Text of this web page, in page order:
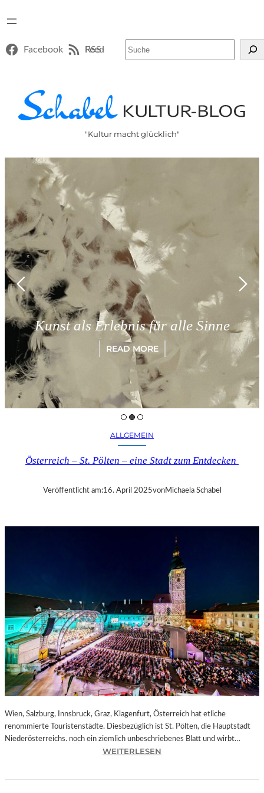
Facebook RSS-Feed
"Kultur macht glücklich"
als Erlebnis für alle Sinne
READ MORE
ALLGEMEIN
Österreich – St. Pölten – eine Stadt zum Entdecken
Veröffentlicht am:16. April 2025vonMichaela Schabel
Wien, Salzburg, Innsbruck, Graz, Klagenfurt, Österreich hat etliche
renommierte Touristenstädte. Diesbezüglich ist St. Pölten, die Hauptstadt
Niederösterreichs. noch ein ziemlich unbeschriebenes Blatt und wirbt…
WEITERLESEN